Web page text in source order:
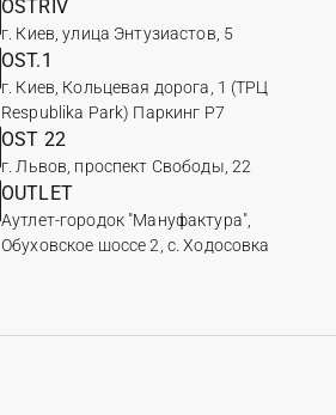
OSTRIV
г. Киев, улица Энтузиастов, 5
OST.1
г. Киев, Кольцевая дорога, 1 (ТРЦ
Respublika Park) Паркинг Р7
OST 22
г. Львов, проспект Свободы, 22
OUTLET
Аутлет-городок "Мануфактура",
Обуховское шоссе 2, с. Ходосовка